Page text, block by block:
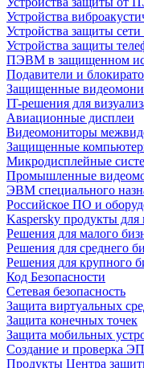
Устройства
Устройства защиты
Устройства защиты
ПЭВМ в защищенном
Подавители и
Защищенные
IT-решения для
Авиационные дисплеи
Видеомониторы
Защищенные
Микродисплейные
Промышленные
ЭВМ специального
Российское ПО и
Kaspersky продукты для
Решения для малого
Решения для среднего
Решения для крупного
Код Безопасности
Сетевая безопасность
Защита виртуальных
Защита конечных точек
Защита мобильных
Создание и проверка ЭП
Продукты Центра